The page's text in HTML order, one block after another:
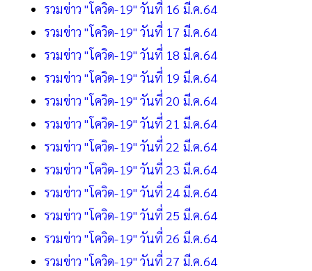
รวมข่าว "โควิด-19" วันที่ 16 มี.ค.64
รวมข่าว "โควิด-19" วันที่ 17 มี.ค.64
รวมข่าว "โควิด-19" วันที่ 18 มี.ค.64
รวมข่าว "โควิด-19" วันที่ 19 มี.ค.64
รวมข่าว "โควิด-19" วันที่ 20 มี.ค.64
รวมข่าว "โควิด-19" วันที่ 21 มี.ค.64
รวมข่าว "โควิด-19" วันที่ 22 มี.ค.64
รวมข่าว "โควิด-19" วันที่ 23 มี.ค.64
รวมข่าว "โควิด-19" วันที่ 24 มี.ค.64
รวมข่าว "โควิด-19" วันที่ 25 มี.ค.64
รวมข่าว "โควิด-19" วันที่ 26 มี.ค.64
รวมข่าว "โควิด-19" วันที่ 27 มี.ค.64